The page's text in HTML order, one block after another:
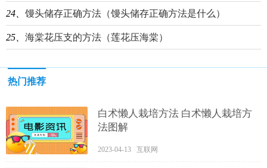
24、 馒头储存正确方法（馒头储存正确方法是什么）
25、 海棠花压支的方法（莲花压海棠）
热门推荐
白术懒人栽培方法 白术懒人栽培方
法图解
2023-04-13 互联网